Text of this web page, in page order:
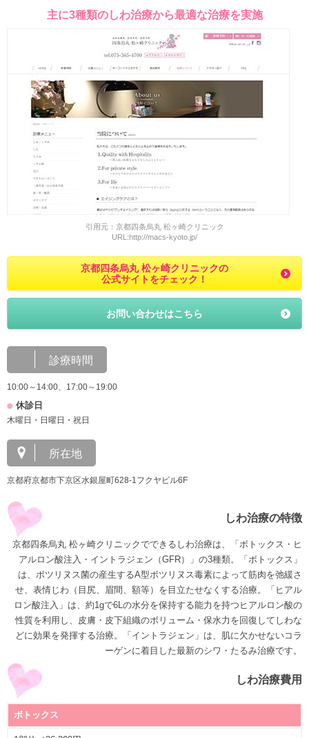
主に3種類のしわ治療から最適な治療を実施
引用元：京都四条烏丸 松ヶ崎クリニック
URL:http://macs-kyoto.jp/
京都四条烏丸 松ヶ崎クリニックの
公式サイトをチェック！
お問い合わせはこちら
診療時間
10:00～14:00、17:00～19:00
休診日
木曜日・日曜日・祝日
所在地
京都府京都市下京区水銀屋町628‐1フクヤビル6F
しわ治療の特徴
京都四条烏丸 松ヶ崎クリニックでできるしわ治療は、「ボトックス・ヒ
アルロン酸注入・イントラジェン（GFR）」の3種類。「ボトックス」
は、ボツリヌス菌の産生するA型ボツリヌス毒素によって筋肉を弛緩さ
せ、表情じわ（目尻、眉間、額等）を目立たせなくする治療。「ヒアル
ロン酸注入」は、約1gで6Lの水分を保持する能力を持つヒアルロン酸の
性質を利用し、皮膚・皮下組織のボリューム・保水力を回復してしわな
どに効果を発揮する治療。「イントラジェン」は、肌に欠かせないコラ
ーゲンに着目した最新のシワ・たるみ治療です。
しわ治療費用
ボトックス